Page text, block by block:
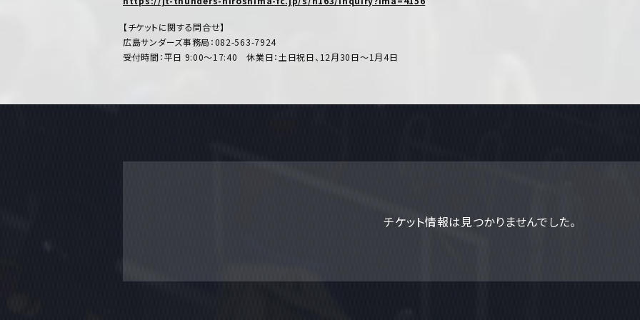
【チケットに関する問合せ】
広島サンダーズ事務局：082-563-7924
受付時間：平日 9:00～17:40 休業日：土日祝日、12月30日～1月4日
チケット情報は見つかりませんでした。